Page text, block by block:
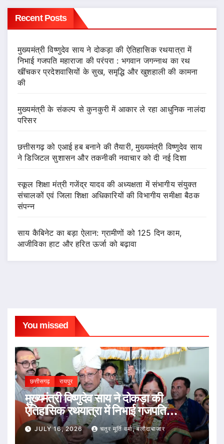
Recent Posts
मुख्यमंत्री विष्णुदेव साय ने दोकड़ा की ऐतिहासिक रथयात्रा में
निभाई गजपति महाराजा की परंपरा : भगवान जगन्नाथ का रथ
खींचकर प्रदेशवासियों के सुख, समृद्धि और खुशहाली की कामना
की
मुख्यमंत्री के संकल्प से कुनकुरी में आकार ले रहा आधुनिक नालंदा
परिसर
छत्तीसगढ़ को एआई हब बनाने की तैयारी, मुख्यमंत्री विष्णुदेव साय
ने डिजिटल सुशासन और तकनीकी नवाचार को दी नई दिशा
स्कूल शिक्षा मंत्री गजेंद्र यादव की अध्यक्षता में संभागीय संयुक्त
संचालकों एवं जिला शिक्षा अधिकारियों की विभागीय समीक्षा बैठक
संपन्न
साय कैबिनेट का बड़ा ऐलान: ग्रामीणों को 125 दिन काम,
आजीविका हाट और हरित ऊर्जा को बढ़ावा
You missed
छत्तीसगढ़ रायपुर
मुख्यमंत्री विष्णुदेव साय ने दोकड़ा की
ऐतिहासिक रथयात्रा में निभाई गजपति
महाराजा की परंपरा : भगवान जगन्नाथ का रथ
खींचकर प्रदेशवासियों के सुख, समृद्धि और
JULY 16, 2026 चतुर मूर्ति वर्मा, बलौदाबाजार